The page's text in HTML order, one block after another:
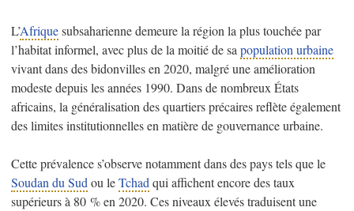
L’Afriquesubsaharienne demeure la région la plus touchée par
l’habitat informel, avec plus de la moitié de sa population urbaine
vivant dans des bidonvilles en 2020, malgré une amélioration
modeste depuis les années 1990. Dans de nombreux États
africains, la généralisation des quartiers précaires reflète également
des limites institutionnelles en matière de gouvernance urbaine.
Cette prévalence s’observe notamment dans des pays tels que le
Soudan du Sud ou leTchad qui affichent encore des taux
supérieurs à 80 % en 2020. Ces niveaux élevés traduisent une